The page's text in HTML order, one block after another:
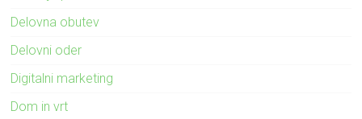
Delovna obutev
Delovni oder
Digitalni marketing
Dom in vrt